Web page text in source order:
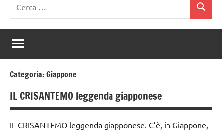
per:
Cerca
Categoria:Giappone
IL CRISANTEMO leggenda giapponese
IL CRISANTEMO leggenda giapponese. C’è, in Giappone,